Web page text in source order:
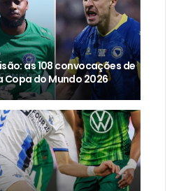
as 108 convocações de
Copa do Mundo 2026